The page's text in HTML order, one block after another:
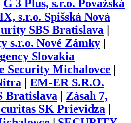
G 3 Plus, s.r.o. Považská
s.r.o. Spišská Nová
SBS Bratislava
s.r.o. Nové Zámky
Slovakia
Security Michalovce
EM-ER S.R.O.
Bratislava
Zásah 7,
SK Prievidza